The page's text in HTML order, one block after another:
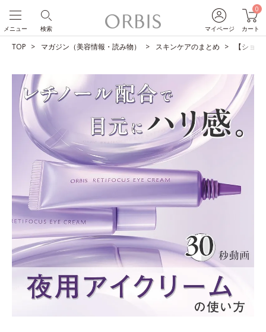
マイページ
0
カート
検索
メニュー
TOP マガジン（美容情報・読み物） スキンケアのまとめ 【ショ